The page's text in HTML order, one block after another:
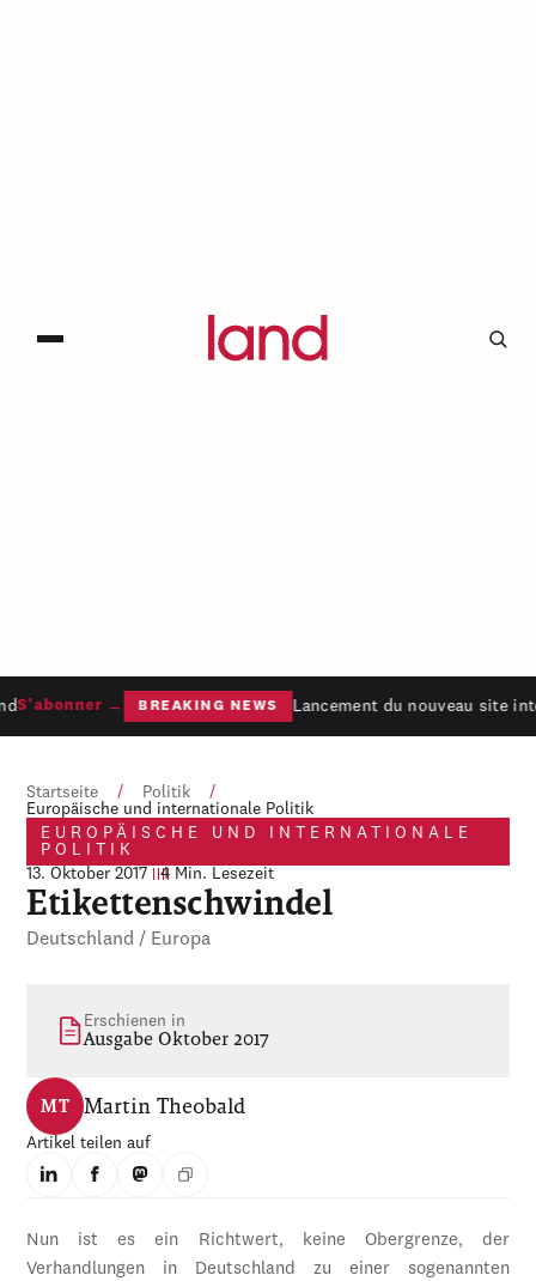
S'abonner → BREAKING NEWS Lancement du nouveau site
Startseite / Politik
/
Europäische und internationale Politik
EUROPÄISCHE UND INTERNATIONALE
POLITIK
13. Oktober 2017
4 Min. Lesezeit
Etikettenschwindel
Deutschland / Europa
Erschienen in
Ausgabe Oktober 2017
MT Martin Theobald
Artikel teilen auf
Nun ist es ein Richtwert, keine Obergrenze, der
Verhandlungen in Deutschland zu einer sogenannten